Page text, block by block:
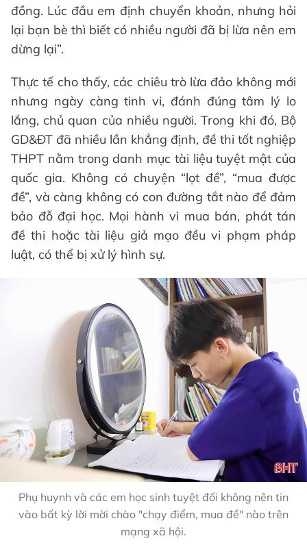
đồng. Lúc đầu em định chuyển khoản, nhưng hỏi
lại bạn bè thì biết có nhiều người đã bị lừa nên em
dừng lại”.
Thực tế cho thấy, các chiêu trò lừa đảo không mới
nhưng ngày càng tinh vi, đánh đúng tâm lý lo
lắng, chủ quan của nhiều người. Trong khi đó, Bộ
GD&ĐT đã nhiều lần khẳng định, đề thi tốt nghiệp
THPT nằm trong danh mục tài liệu tuyệt mật của
quốc gia. Không có chuyện “lọt đề”, “mua được
đề”, và càng không có con đường tắt nào để đảm
bảo đỗ đại học. Mọi hành vi mua bán, phát tán
đề thi hoặc tài liệu giả mạo đều vi phạm pháp
luật, có thể bị xử lý hình sự.
Phụ huynh và các em học sinh tuyệt đối không nên tin
vào bất kỳ lời mời chào "chạy điểm, mua đề" nào trên
mạng xã hội.